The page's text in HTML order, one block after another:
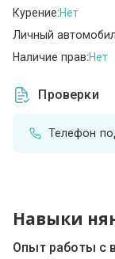
Курение:Нет
Личный
Наличие прав:Нет
Проверки
Телефон
Навыки
Опыт работы с